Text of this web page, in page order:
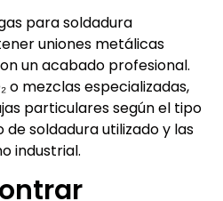
para soldadura
uniones metálicas
un acabado profesional.
o mezclas especializadas,
particulares según el tipo
soldadura utilizado y las
industrial.